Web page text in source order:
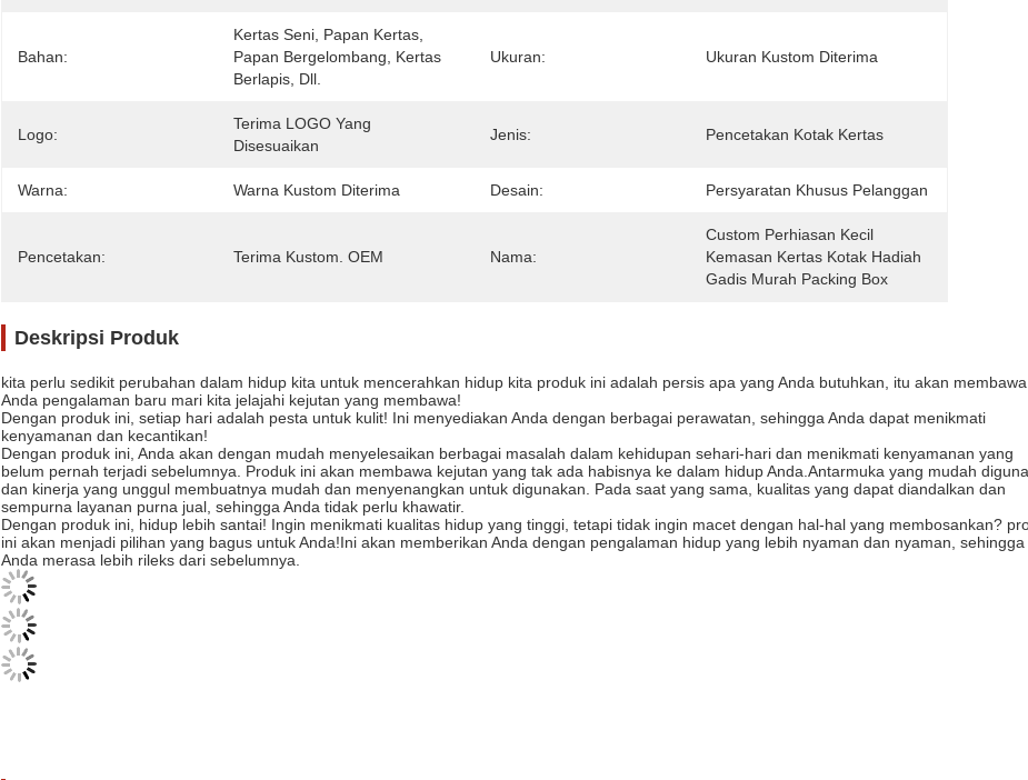
Bahan:
Kertas Seni, Papan Kertas,
Papan Bergelombang, Kertas
Berlapis, Dll.
Ukuran: Ukuran Kustom Diterima
Logo:
Terima LOGO Yang
Disesuaikan
Jenis: Pencetakan Kotak Kertas
Warna: Warna Kustom Diterima Desain: Persyaratan Khusus Pelanggan
Pencetakan: Terima Kustom. OEM Nama:
Custom Perhiasan Kecil
Kemasan Kertas Kotak Hadiah
Gadis Murah Packing Box
Deskripsi Produk
kita perlu sedikit perubahan dalam hidup kita untuk mencerahkan hidup kita produk ini adalah persis apa yang Anda butuhkan, itu akan membawa
Anda pengalaman baru mari kita jelajahi kejutan yang membawa!
Dengan produk ini, setiap hari adalah pesta untuk kulit! Ini menyediakan Anda dengan berbagai perawatan, sehingga Anda dapat menikmati
kenyamanan dan kecantikan!
Dengan produk ini, Anda akan dengan mudah menyelesaikan berbagai masalah dalam kehidupan sehari-hari dan menikmati kenyamanan yang
belum pernah terjadi sebelumnya. Produk ini akan membawa kejutan yang tak ada habisnya ke dalam hidup Anda.Antarmuka yang mudah
dan kinerja yang unggul membuatnya mudah dan menyenangkan untuk digunakan. Pada saat yang sama, kualitas yang dapat diandalkan dan
sempurna layanan purna jual, sehingga Anda tidak perlu khawatir.
Dengan produk ini, hidup lebih santai! Ingin menikmati kualitas hidup yang tinggi, tetapi tidak ingin macet dengan hal-hal yang membosankan?
ini akan menjadi pilihan yang bagus untuk Anda!Ini akan memberikan Anda dengan pengalaman hidup yang lebih nyaman dan nyaman, sehingga
Anda merasa lebih rileks dari sebelumnya.